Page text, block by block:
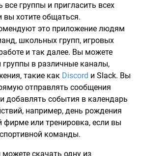
группы и пригласить всех
хотите общаться.
это приложение людям
школьных групп, игровых
и так далее. Вы можете
группы в различные каналы,
такие как Discord и Slack. Вы
отправлять сообщения
добавлять события в календарь
например, день рождения
фирме или тренировка, если вы
команды.
скачать одну из